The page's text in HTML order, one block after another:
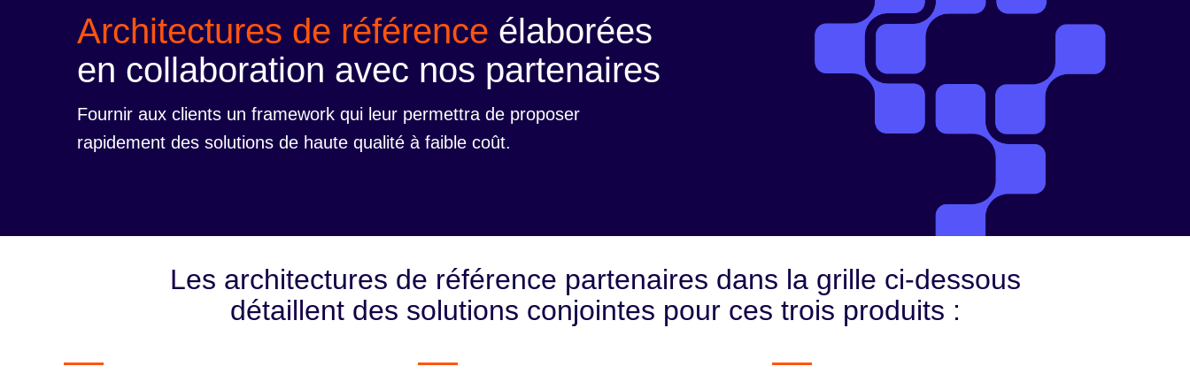
Architectures de référence élaborées
en collaboration avec nos partenaires
Fournir aux clients un framework qui leur permettra de proposer
rapidement des solutions de haute qualité à faible coût.
Les architectures de référence partenaires dans la grille ci-dessous
détaillent des solutions conjointes pour ces trois produits :